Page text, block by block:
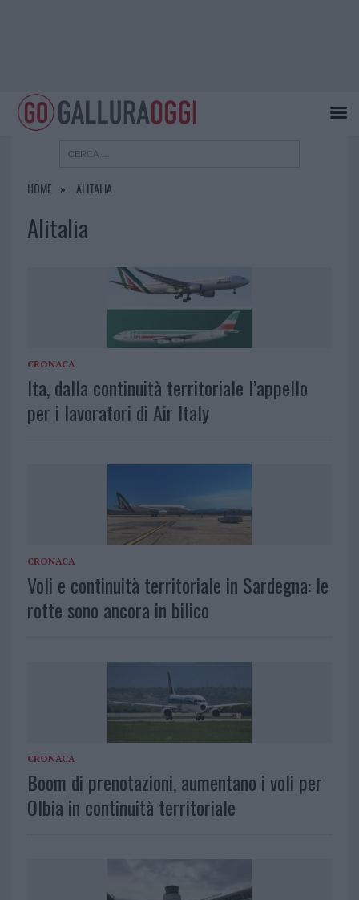
HOME ALITALIA
Alitalia
CRONACA
Ita, dalla continuità territoriale l’appello
per i lavoratori di Air Italy
CRONACA
Voli e continuità territoriale in Sardegna: le
rotte sono ancora in bilico
CRONACA
Boom di prenotazioni, aumentano i voli per
Olbia in continuità territoriale